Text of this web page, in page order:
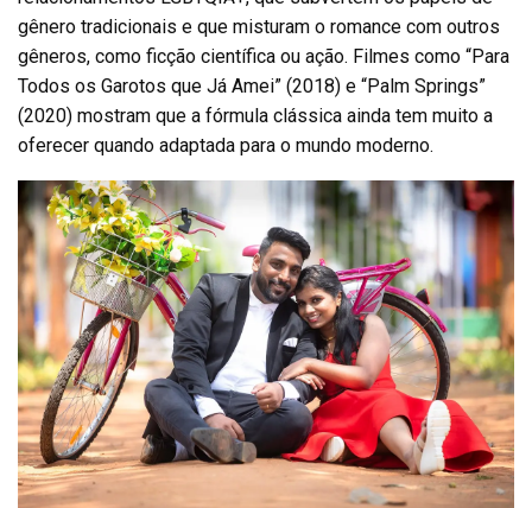
gênero tradicionais e que misturam o romance com outros
gêneros, como ficção científica ou ação. Filmes como “Para
Todos os Garotos que Já Amei” (2018) e “Palm Springs”
(2020) mostram que a fórmula clássica ainda tem muito a
oferecer quando adaptada para o mundo moderno.